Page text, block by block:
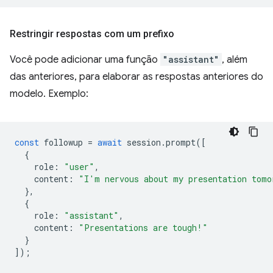
Restringir respostas com um prefixo
Você pode adicionar uma função "assistant" , além
das anteriores, para elaborar as respostas anteriores do
modelo. Exemplo:
const followup = await session .prompt([
{
role : "user" ,
content :
"I'm nervous about my presentation
},
{
role : "assistant" ,
content :
"Presentations are tough!"
}
]);